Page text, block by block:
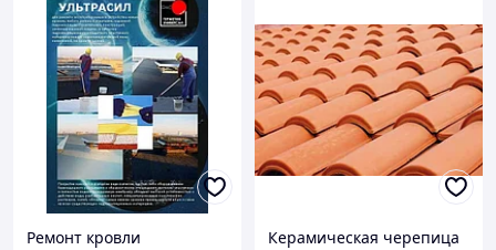
Ремонт кровли Керамическая черепица